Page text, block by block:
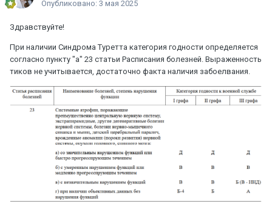
Опубликовано: 3 мая 2025
Здравствуйте!
При наличии Синдрома Туретта категория годности определяется
согласно пункту "а" 23 статьи Расписания болезней. Выраженность
тиков не учитывается, достаточно факта наличия забоелвания.